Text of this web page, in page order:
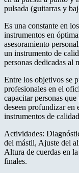
pulsada (guitarras y
Es una constante en
instrumentos en
asesoramiento
un instrumento de
personas dedicadas al
Entre los objetivos se
profesionales en el
capacitar personas
deseen profundizar en
instrumentos de
Actividades:
del mástil, Ajuste del
Altura de cuerdas en
finales.